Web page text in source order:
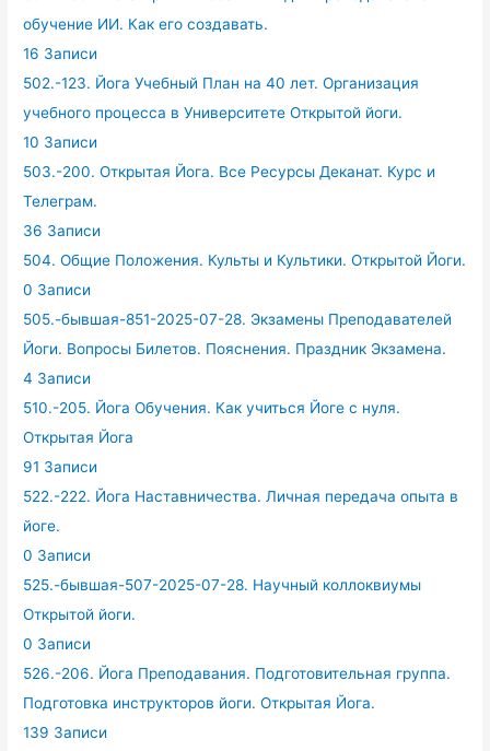
обучение ИИ. Как его создавать.
16 Записи
502.-123. Йога Учебный План на 40 лет. Организация
учебного процесса в Университете Открытой йоги.
10 Записи
503.-200. Открытая Йога. Все Ресурсы Деканат. Курс и
Телеграм.
36 Записи
504. Общие Положения. Культы и Культики. Открытой Йоги.
0 Записи
505.-бывшая-851-2025-07-28. Экзамены Преподавателей
Йоги. Вопросы Билетов. Пояснения. Праздник Экзамена.
4 Записи
510.-205. Йога Обучения. Как учиться Йоге с нуля.
Открытая Йога
91 Записи
522.-222. Йога Наставничества. Личная передача опыта в
йоге.
0 Записи
525.-бывшая-507-2025-07-28. Научный коллоквиумы
Открытой йоги.
0 Записи
526.-206. Йога Преподавания. Подготовительная группа.
Подготовка инструкторов йоги. Открытая Йога.
139 Записи